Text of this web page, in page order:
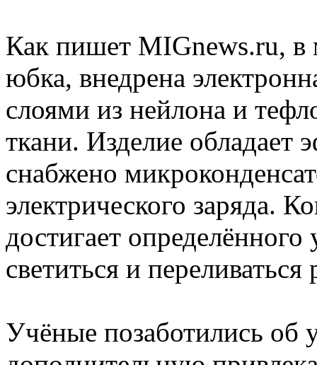
Как пишет MIGnews.ru, в
юбка, внедрена
слоями из нейлона и
ткани. Изделие обладает
снабжено
электрического заряда.
достигает
светиться и
Учёные позаботились об